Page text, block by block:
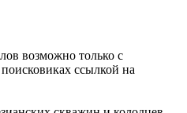
возможно только с
ссылкой на